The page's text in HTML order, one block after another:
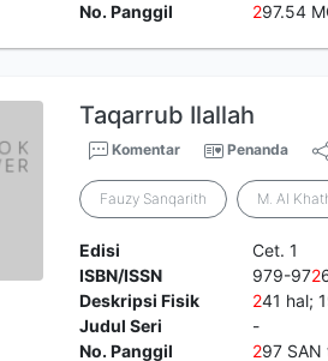
No. Panggil
297.54
Taqarrub Ilallah
Komentar Penanda
Fauzy Sanqarith M. Al
Edisi
Cet. 1
ISBN/ISSN
979-972
Deskripsi Fisik
241 hal;
Judul Seri
-
No. Panggil
297 SAN